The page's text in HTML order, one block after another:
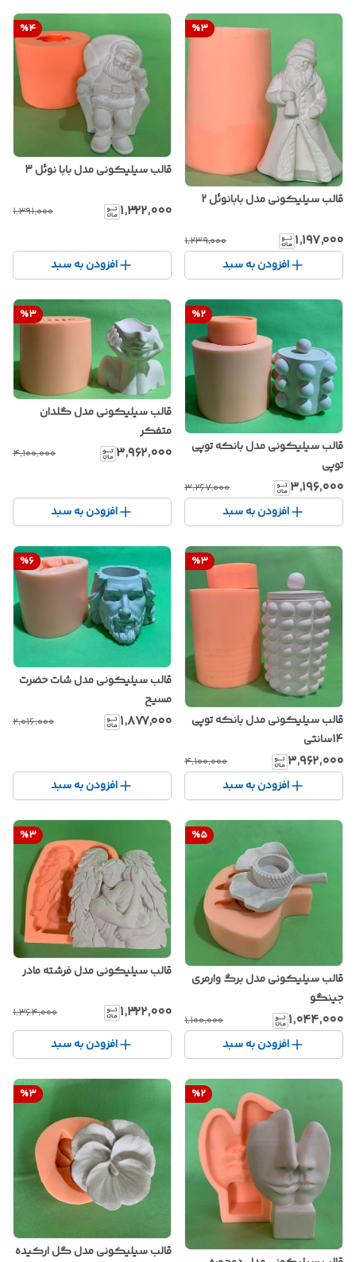
%3
قالب سیلیکونی مدل بابانوئل 2
۱٬۱۹۷٬۰۰۰ ۱٬۲۳۹٬۰۰۰
افزودن به سبد
%4
قالب سیلیکونی مدل بابا نوئل 3
۱٬۳۲۲٬۰۰۰ ۱٬۳۹۱٬۰۰۰
افزودن به سبد
%2
قالب سیلیکونی مدل بانکه توپی
توپی
۳٬۱۹۶٬۰۰۰ ۳٬۲۶۷٬۰۰۰
افزودن به سبد
%3
قالب سیلیکونی مدل گلدان
متفکر
۳٬۹۶۲٬۰۰۰ ۴٬۱۰۰٬۰۰۰
افزودن به سبد
%3
قالب سیلیکونی مدل بانکه توپی
14سانتی
۳٬۹۶۲٬۰۰۰ ۴٬۱۰۰٬۰۰۰
افزودن به سبد
%6
قالب سیلیکونی مدل شات حضرت
مسیح
۱٬۸۷۷٬۰۰۰ ۲٬۰۱۶٬۰۰۰
افزودن به سبد
%5
قالب سیلیکونی مدل برگ وارمری
جینگو
۱٬۰۴۴٬۰۰۰ ۱٬۱۰۰٬۰۰۰
افزودن به سبد
%3
قالب سیلیکونی مدل فرشته مادر
۱٬۳۲۲٬۰۰۰ ۱٬۳۶۴٬۰۰۰
افزودن به سبد
%2
%3
قالب سیلیکونی مدل گل ارکیده